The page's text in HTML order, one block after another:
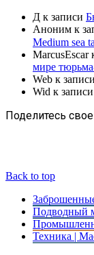
Д к записи
Аноним к
Medium sea
MarcusEscar
мире
Web к записи
Wid к записи
Поделитесь
Back to top
Подводный
Техника |